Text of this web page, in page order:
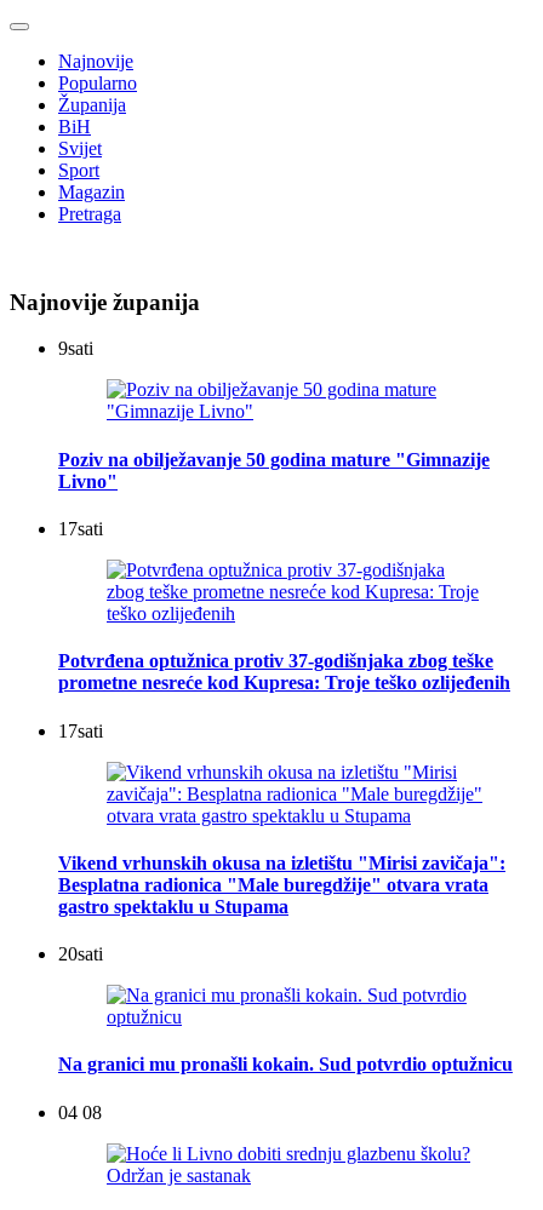
Najnovije
Popularno
Županija
BiH
Svijet
Sport
Magazin
Pretraga
Najnovije županija
9sati
Poziv na obilježavanje 50 godina mature "Gimnazije
Livno"
17sati
Potvrđena optužnica protiv 37-godišnjaka zbog teške
prometne nesreće kod Kupresa: Troje teško ozlijeđenih
17sati
Vikend vrhunskih okusa na izletištu "Mirisi zavičaja":
Besplatna radionica "Male buregdžije" otvara vrata
gastro spektaklu u Stupama
20sati
Na granici mu pronašli kokain. Sud potvrdio optužnicu
04 08